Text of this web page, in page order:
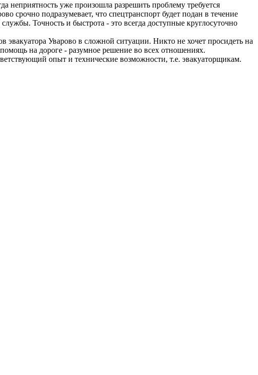
неприятность уже произошла разрешить проблему требуется
срочно подразумевает, что спецтранспорт будет подан в течение
Точность и быстрота - это всегда доступные круглосуточно
Уварово в сложной ситуации. Никто не хочет просидеть на
на дороге - разумное решение во всех отношениях.
опыт и технические возможности, т.е. эвакуаторщикам.